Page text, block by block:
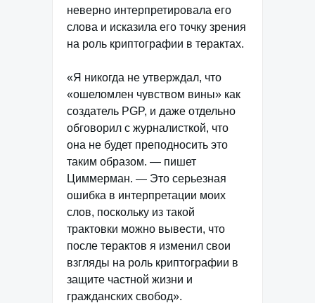
неверно интерпретировала его
слова и исказила его точку зрения
на роль криптографии в терактах.
«Я никогда не утверждал, что
«ошеломлен чувством вины» как
создатель PGP, и даже отдельно
обговорил с журналисткой, что
она не будет преподносить это
таким образом. — пишет
Циммерман. — Это серьезная
ошибка в интерпретации моих
слов, поскольку из такой
трактовки можно вывести, что
после терактов я изменил свои
взгляды на роль криптографии в
защите частной жизни и
гражданских свобод».